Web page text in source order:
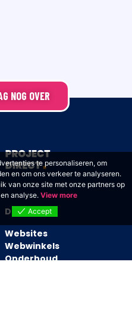
NOG OVER
Diensten
Websites
Webwinkels
Onderhoud
te personaliseren, om
en om ons verkeer te analyseren.
van onze site met onze partners op
analyse. View more
Accept